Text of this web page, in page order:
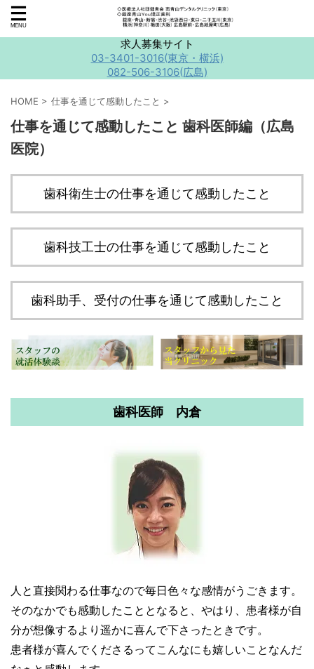
求人募集サイト
03-3401-3016(東京・横浜)
082-506-3106(広島)
HOME > 仕事を通じて感動したこと >
仕事を通じて感動したこと 歯科医師編（広島
医院）
歯科衛生士の仕事を通じて感動したこと
歯科技工士の仕事を通じて感動したこと
歯科助手、受付の仕事を通じて感動したこと
歯科医師 内倉
人と直接関わる仕事なので毎日色々な感情がうごきます。
そのなかでも感動したこととなると、やはり、患者様が自
分が想像するより遥かに喜んで下さったときです。
患者様が喜んでくださるってこんなにも嬉しいことなんだ